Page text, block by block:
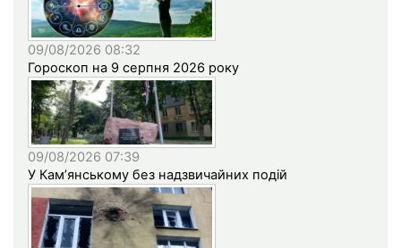
09/08/2026 08:32
Гороскоп на 9 серпня 2026 року
09/08/2026 07:39
У Кам’янському без надзвичайних подій